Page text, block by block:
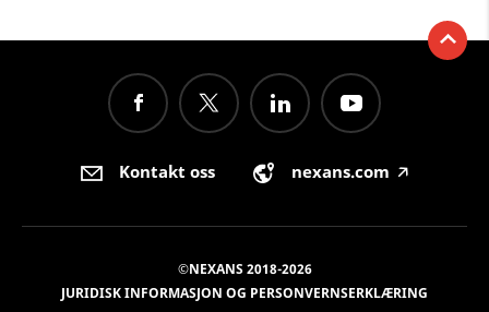
Kontakt oss nexans.com 🡥
©NEXANS 2018-2026
JURIDISK INFORMASJON OG PERSONVERNSERKLÆRING